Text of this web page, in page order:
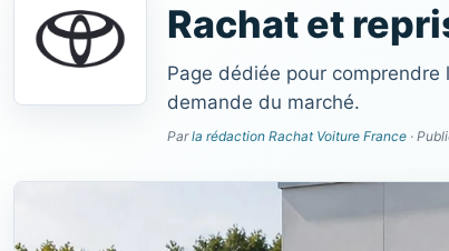
Rachat et
Page dédiée pour
demande du marché.
Parla rédaction Rachat Voiture France ·